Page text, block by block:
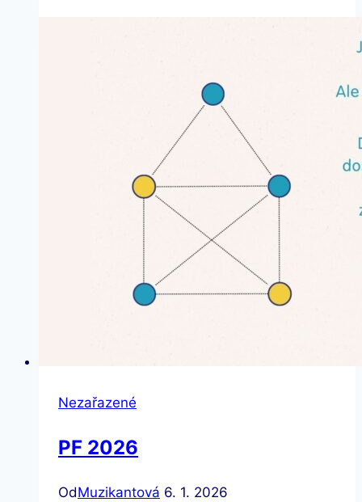
Aspergerovým
syndromem
Nezařazené
PF 2026
OdMuzikantová 6. 1. 2026